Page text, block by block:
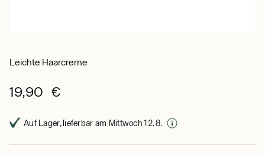
Leichte Haarcreme
19,90 €
Auf Lager, lieferbar am Mittwoch 12. 8.